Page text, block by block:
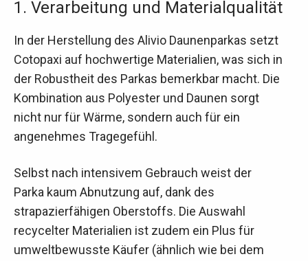
1. Verarbeitung und Materialqualität
In der Herstellung des Alivio Daunenparkas setzt
Cotopaxi auf hochwertige Materialien, was sich in
der Robustheit des Parkas bemerkbar macht. Die
Kombination aus Polyester und Daunen sorgt
nicht nur für Wärme, sondern auch für ein
angenehmes Tragegefühl.
Selbst nach intensivem Gebrauch weist der
Parka kaum Abnutzung auf, dank des
strapazierfähigen Oberstoffs. Die Auswahl
recycelter Materialien ist zudem ein Plus für
umweltbewusste Käufer (ähnlich wie bei dem